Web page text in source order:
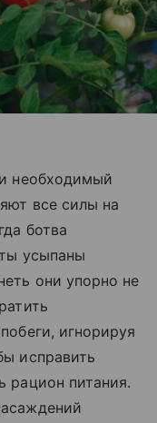
необходимый
все силы на
ботва
усыпаны
они упорно не
игнорируя
исправить
рацион питания.